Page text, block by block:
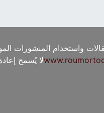
واستخدام المنشورات
لا يُسمح